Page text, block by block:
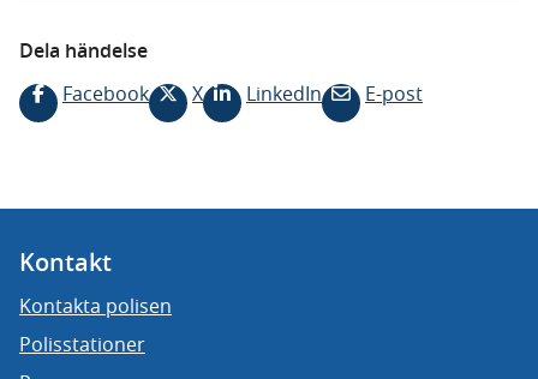
Dela händelse
Facebook
X LinkedIn E-post
Kontakt
Kontakta polisen
Polisstationer